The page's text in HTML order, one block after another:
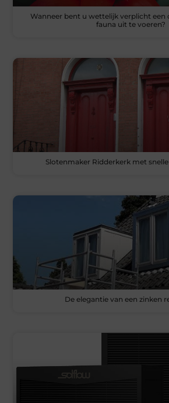
Wanneer bent u wettelijk verplicht een
fauna uit te voeren?
Slotenmaker Ridderkerk met
De elegantie van een zinken